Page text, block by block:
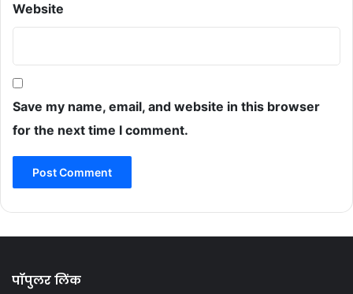
Website
Save my name, email, and website in this browser
for the next time I comment.
पॉपुलर लिंक